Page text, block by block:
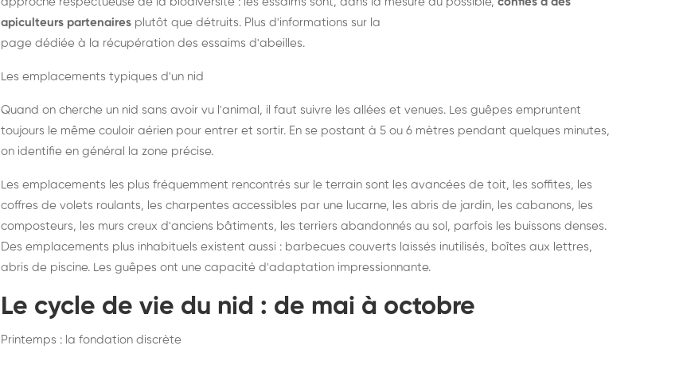
apiculteurs partenaires plutôt que détruits. Plus d'informations sur la
page dédiée à la récupération des essaims d'abeilles.
Les emplacements typiques d'un nid
Quand on cherche un nid sans avoir vu l'animal, il faut suivre les allées et venues. Les guêpes empruntent
toujours le même couloir aérien pour entrer et sortir. En se postant à 5 ou 6 mètres pendant quelques minutes,
on identifie en général la zone précise.
Les emplacements les plus fréquemment rencontrés sur le terrain sont les avancées de toit, les soffites, les
coffres de volets roulants, les charpentes accessibles par une lucarne, les abris de jardin, les cabanons, les
composteurs, les murs creux d'anciens bâtiments, les terriers abandonnés au sol, parfois les buissons denses.
Des emplacements plus inhabituels existent aussi : barbecues couverts laissés inutilisés, boîtes aux lettres,
abris de piscine. Les guêpes ont une capacité d'adaptation impressionnante.
Le cycle de vie du nid : de mai à octobre
Printemps : la fondation discrète